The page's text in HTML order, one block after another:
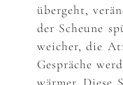
übergeht,
der Scheune
weicher, die
Gespräche